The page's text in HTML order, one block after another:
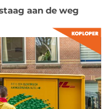
aan de weg